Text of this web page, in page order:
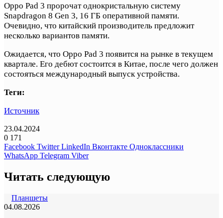
Oppo Pad 3 пророчат однокристальную систему
Snapdragon 8 Gen 3, 16 ГБ оперативной памяти.
Очевидно, что китайский производитель предложит
несколько вариантов памяти.
Ожидается, что Oppo Pad 3 появится на рынке в текущем
квартале. Его дебют состоится в Китае, после чего должен
состояться международный выпуск устройства.
Теги:
Источник
23.04.2024
0 171
Facebook Twitter LinkedIn Вконтакте Одноклассники
WhatsApp Telegram Viber
Читать следующую
Планшеты
04.08.2026